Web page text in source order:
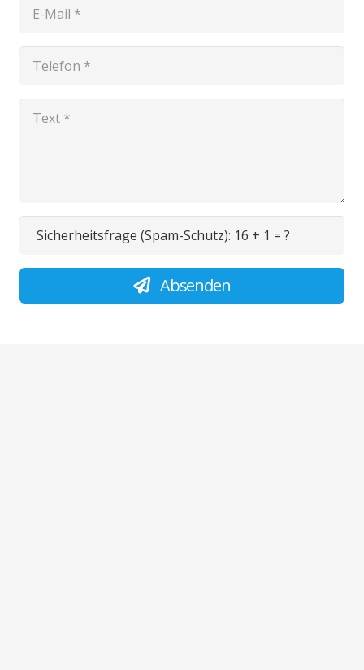
Sicherheitsfrage (Spam-Schutz): 16 + 1 = ?
Absenden